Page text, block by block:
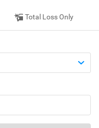
Total Loss Only